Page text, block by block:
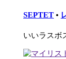
SEPTET •
いいラスボ